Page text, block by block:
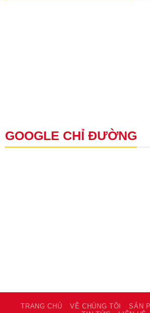
GOOGLE CHỈ ĐƯỜNG
TRANG CHỦ VỀ CHÚNG TÔI SẢN